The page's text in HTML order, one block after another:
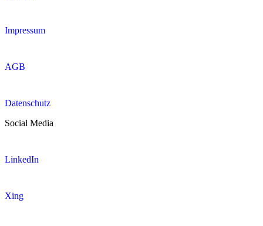
Impressum
AGB
Datenschutz
Social Media
LinkedIn
Xing